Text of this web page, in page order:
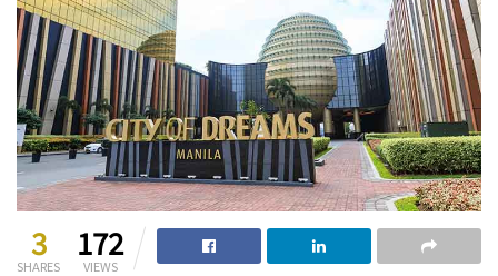
3
SHARES
172
VIEWS